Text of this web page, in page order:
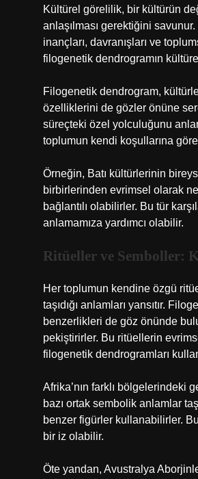
Kültürel görelilik, bir kültürün
anlaşılması gerektiğini
inançları, davranışları ve
filogenetik dendrogramın
Filogenetik dendrogram,
özelliklerini de gözler önüne
süreçteki özel yolculuğunu
toplumun kendi koşullarına
Örneğin, Batı kültürlerinin
birbirlerinden evrimsel olarak
bağlantılı olabilirler. Bu tür
anlamamıza yardımcı olabilir.
Ritüeller ve Semboller:
Her toplumun kendine özgü
taşıdığı anlamları yansıtır.
benzerlikleri de göz önünde
pekiştirirler. Bu ritüellerin
filogenetik dendrogramları
Afrika’nın farklı bölgelerindeki
bazı ortak sembolik anlamlar
benzer figürler kullanabilirler.
bir iz olabilir.
Öte yandan, Avustralya